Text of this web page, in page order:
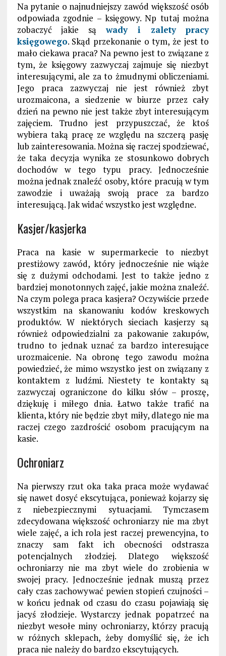
Na pytanie o najnudniejszy zawód większość osób
odpowiada zgodnie – księgowy. Np tutaj można
zobaczyć jakie sąwady i zalety pracy
księgowego. Skąd przekonanie o tym, że jest to
mało ciekawa praca? Na pewno jest to związane z
tym, że księgowy zazwyczaj zajmuje się niezbyt
interesującymi, ale za to żmudnymi obliczeniami.
Jego praca zazwyczaj nie jest również zbyt
urozmaicona, a siedzenie w biurze przez cały
dzień na pewno nie jest także zbyt interesującym
zajęciem. Trudno jest przypuszczać, że ktoś
wybiera taką pracę ze względu na szczerą pasję
lub zainteresowania. Można się raczej spodziewać,
że taka decyzja wynika ze stosunkowo dobrych
dochodów w tego typu pracy. Jednocześnie
można jednak znaleźć osoby, które pracują w tym
zawodzie i uważają swoją prace za bardzo
interesującą. Jak widać wszystko jest względne.
Kasjer/kasjerka
Praca na kasie w supermarkecie to niezbyt
prestiżowy zawód, który jednocześnie nie wiąże
się z dużymi odchodami. Jest to także jedno z
bardziej monotonnych zajęć, jakie można znaleźć.
Na czym polega praca kasjera? Oczywiście przede
wszystkim na skanowaniu kodów kreskowych
produktów. W niektórych sieciach kasjerzy są
również odpowiedzialni za pakowanie zakupów,
trudno to jednak uznać za bardzo interesujące
urozmaicenie. Na obronę tego zawodu można
powiedzieć, że mimo wszystko jest on związany z
kontaktem z ludźmi. Niestety te kontakty są
zazwyczaj ograniczone do kilku słów – proszę,
dziękuję i miłego dnia. Łatwo także trafić na
klienta, który nie będzie zbyt miły, dlatego nie ma
raczej czego zazdrościć osobom pracującym na
kasie.
Ochroniarz
Na pierwszy rzut oka taka praca może wydawać
się nawet dosyć ekscytująca, ponieważ kojarzy się
z niebezpiecznymi sytuacjami. Tymczasem
zdecydowana większość ochroniarzy nie ma zbyt
wiele zajęć, a ich rola jest raczej prewencyjna, to
znaczy sam fakt ich obecności odstrasza
potencjalnych złodziej. Dlatego większość
ochroniarzy nie ma zbyt wiele do zrobienia w
swojej pracy. Jednocześnie jednak muszą przez
cały czas zachowywać pewien stopień czujności –
w końcu jednak od czasu do czasu pojawiają się
jacyś złodzieje. Wystarczy jednak popatrzeć na
niezbyt wesołe miny ochroniarzy, którzy pracują
w różnych sklepach, żeby domyślić się, że ich
praca nie należy do bardzo ekscytujących.